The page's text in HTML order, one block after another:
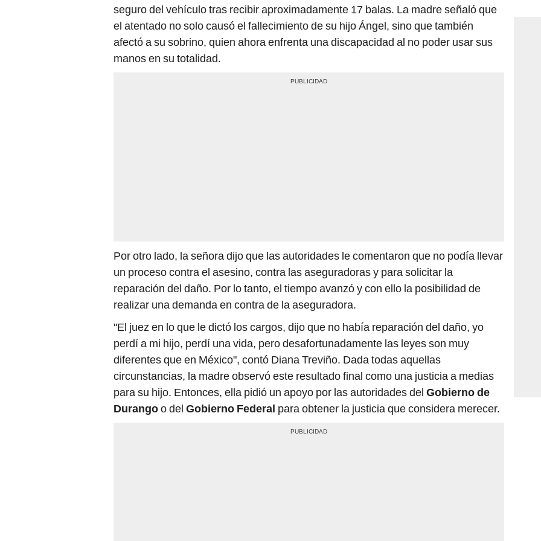
seguro del vehículo tras recibir aproximadamente 17 balas. La madre señaló que
el atentado no solo causó el fallecimiento de su hijo Ángel, sino que también
afectó a su sobrino, quien ahora enfrenta una discapacidad al no poder usar sus
manos en su totalidad.
Por otro lado, la señora dijo que las autoridades le comentaron que no podía llevar
un proceso contra el asesino, contra las aseguradoras y para solicitar la
reparación del daño. Por lo tanto, el tiempo avanzó y con ello la posibilidad de
realizar una demanda en contra de la aseguradora.
"El juez en lo que le dictó los cargos, dijo que no había reparación del daño, yo
perdí a mi hijo, perdí una vida, pero desafortunadamente las leyes son muy
diferentes que en México", contó Diana Treviño. Dada todas aquellas
circunstancias, la madre observó este resultado final como una justicia a medias
para su hijo. Entonces, ella pidió un apoyo por las autoridades del Gobierno de
Durangoo del Gobierno Federal para obtener la justicia que considera merecer.